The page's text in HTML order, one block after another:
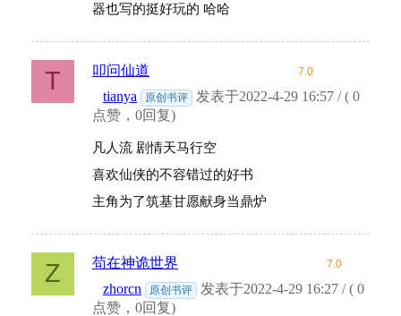
器也写的挺好玩的 哈哈
T 叩问仙道 7.0
tianya 原创书评
发表于2022-4-29 16:57 / ( 0
点赞，0回复)
凡人流 剧情天马行空
喜欢仙侠的不容错过的好书
主角为了筑基甘愿献身当鼎炉
Z 苟在神诡世界 7.0
zhorcn 原创书评
发表于2022-4-29 16:27 / ( 0
点赞，0回复)